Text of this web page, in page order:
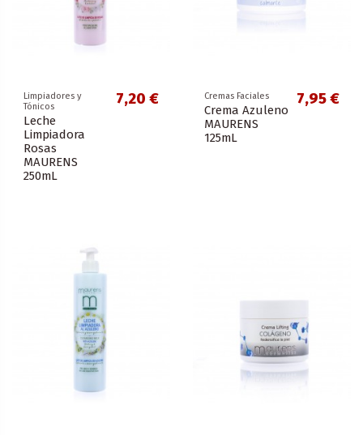
Limpiadores y
Tónicos
Leche
Limpiadora
Rosas
MAURENS
250mL
7,20 € Cremas Faciales
Crema Azuleno
MAURENS
125mL
7,95 €